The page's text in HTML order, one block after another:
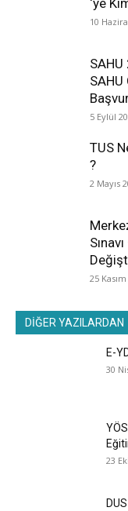
10
SAHU
5 Eylül
TUS
?
2 Mayıs
25 Kasım
DİĞER YAZILARDAN
E-
30
23